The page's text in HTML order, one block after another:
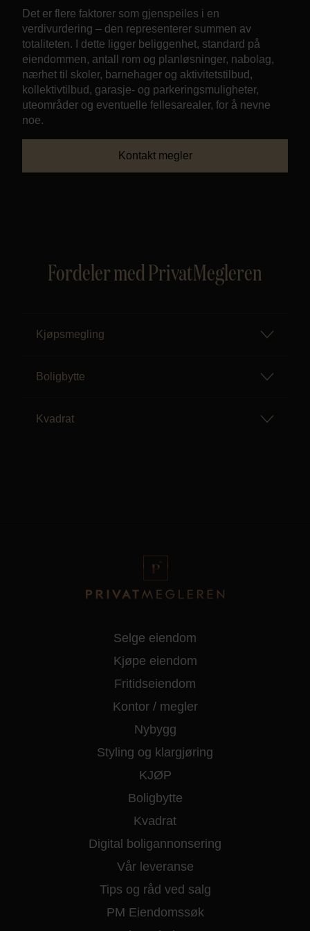
Det er flere faktorer som gjenspeiles i en
verdivurdering – den representerer summen av
totaliteten. I dette ligger beliggenhet, standard på
eiendommen, antall rom og planløsninger, nabolag,
nærhet til skoler, barnehager og aktivitetstilbud,
kollektivtilbud, garasje- og parkeringsmuligheter,
uteområder og eventuelle fellesarealer, for å nevne
noe.
Kontakt megler
Fordeler med PrivatMegleren
Kjøpsmegling
Boligbytte
Kvadrat
Selge eiendom
Kjøpe eiendom
Fritidseiendom
Kontor / megler
Nybygg
Styling og klargjøring
KJØP
Boligbytte
Kvadrat
Digital boligannonsering
Vår leveranse
Tips og råd ved salg
PM Eiendomssøk